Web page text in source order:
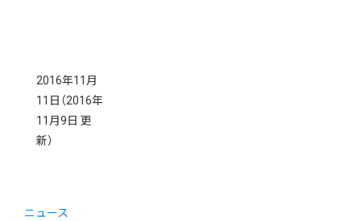
2016年11月
11日 （2016年
11月9日 更
新）
ニュース